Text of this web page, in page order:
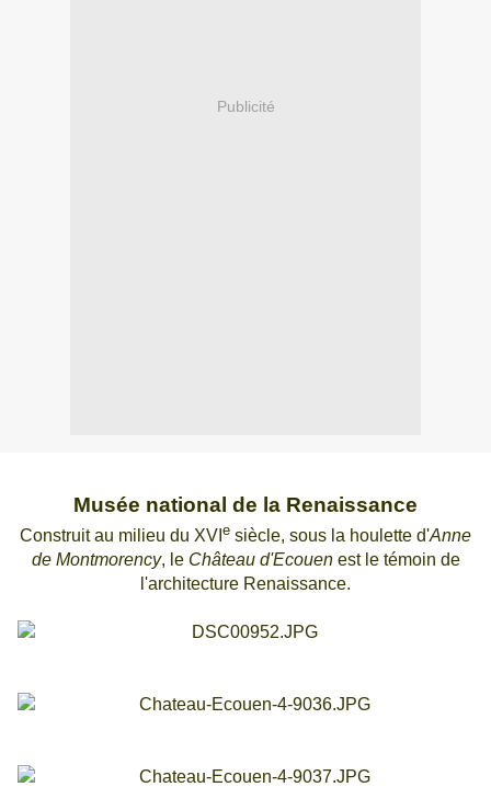
Publicité
Musée national de la Renaissance
Construit au milieu du XVI e siècle, sous la houlette d'Anne
de Montmorency, le Château d'Ecouenest le témoin de
l'architecture Renaissance.